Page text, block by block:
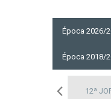
Época 2026/
Época 2018/
12ª